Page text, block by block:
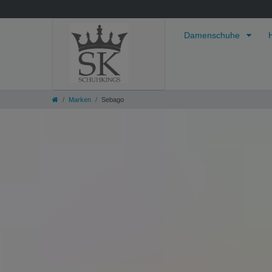
Damenschuhe
Marken Sebago